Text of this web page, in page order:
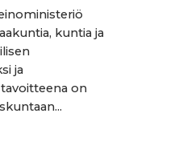
kuntia ja
ja
on